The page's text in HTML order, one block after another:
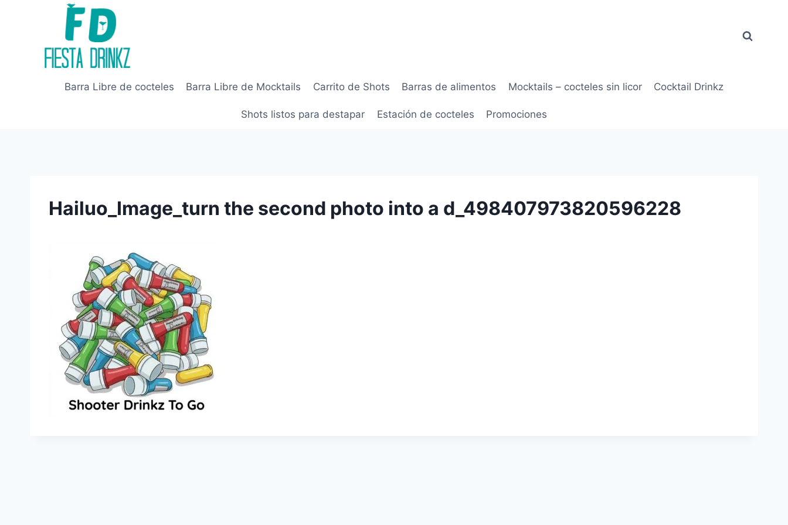
Barra Libre de cocteles Barra Libre de Mocktails Carrito de Shots Barras de alimentos Mocktails – cocteles sin licor Cocktail Drinkz
Shots listos para destapar Estación de cocteles Promociones
Hailuo_Image_turn the second photo into a d_498407973820596228